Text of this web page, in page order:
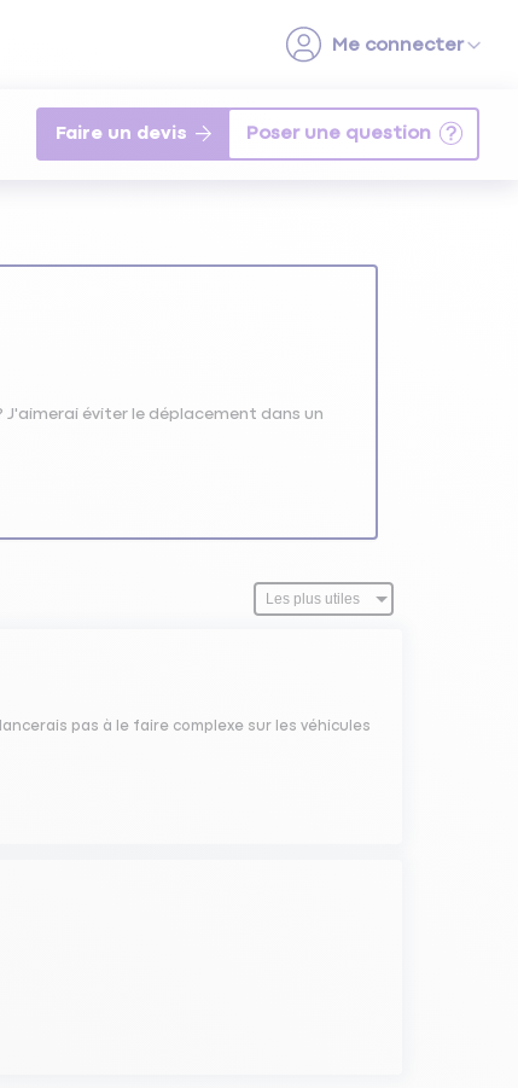
Faire un devis
éviter le déplacement dans un
pas à le faire complexe sur les véhicules